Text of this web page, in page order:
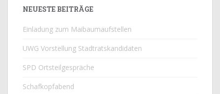
NEUESTE BEITRÄGE
Einladung zum Maibaumaufstellen
UWG Vorstellung Stadtratskandidaten
SPD Ortsteilgespräche
Schafkopfabend